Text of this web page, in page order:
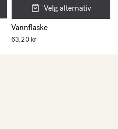
Velg alternativ
Vannflaske
63,20 kr